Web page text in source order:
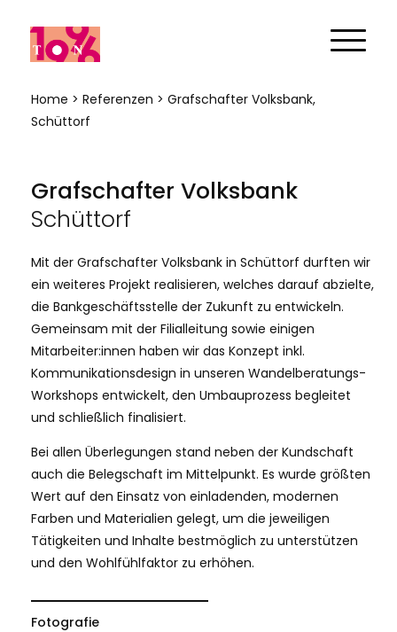
Home > Referenzen > Grafschafter Volksbank,
Schüttorf
Grafschafter Volksbank
Schüttorf
Mit der Grafschafter Volksbank in Schüttorf durften wir
ein weiteres Projekt realisieren, welches darauf abzielte,
die Bankgeschäftsstelle der Zukunft zu entwickeln.
Gemeinsam mit der Filialleitung sowie einigen
Mitarbeiter:innen haben wir das Konzept inkl.
Kommunikationsdesign in unseren Wandelberatungs-
Workshops entwickelt, den Umbauprozess begleitet
und schließlich finalisiert.
Bei allen Überlegungen stand neben der Kundschaft
auch die Belegschaft im Mittelpunkt. Es wurde größten
Wert auf den Einsatz von einladenden, modernen
Farben und Materialien gelegt, um die jeweiligen
Tätigkeiten und Inhalte bestmöglich zu unterstützen
und den Wohlfühlfaktor zu erhöhen.
Fotografie